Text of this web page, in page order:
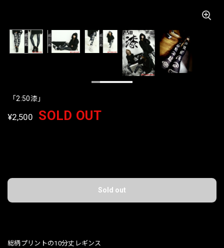
「2:50漆」
¥2,500 SOLD OUT
Sold out
総柄プリントの10分丈レギンス